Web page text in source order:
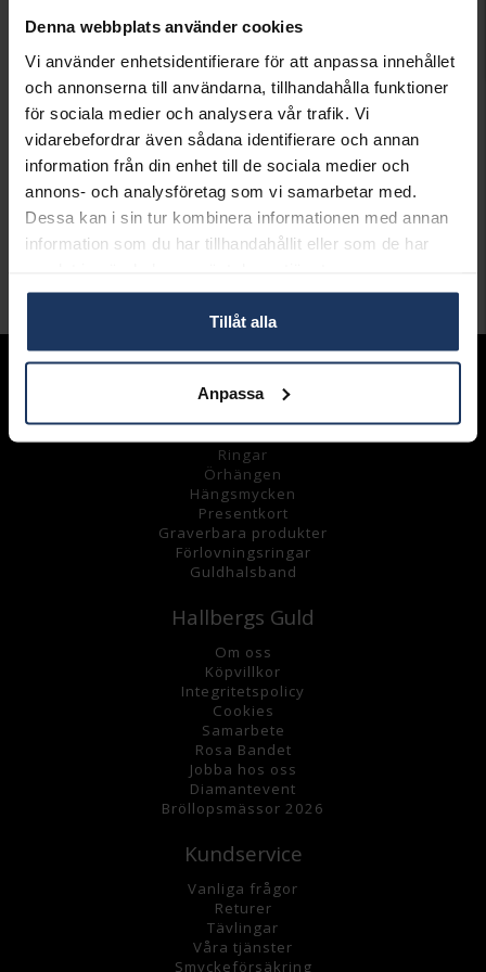
Denna webbplats använder cookies
Vi använder enhetsidentifierare för att anpassa innehållet
och annonserna till användarna, tillhandahålla funktioner
för sociala medier och analysera vår trafik. Vi
vidarebefordrar även sådana identifierare och annan
information från din enhet till de sociala medier och
annons- och analysföretag som vi samarbetar med.
Dessa kan i sin tur kombinera informationen med annan
information som du har tillhandahållit eller som de har
Tillåt alla
Anpassa
Lagervara.
Leveranstid 2-5 arbetsdagar.
Öppet köp i 30 dagar vid onlineköp.
INFO
LÄNGD CA (CM)
20
VARUMÄRKE
Thomas Sabo
MODELL
KA000200112L20
MATERIAL
Silver
DETALJER
Oxiderat äkta silver
Andra köpte även
Ringar
Örhängen
Hängsmycken
Presentkort
Graverbara produkter
Förlovningsringar
Guldhalsband
Hallbergs Guld
Om oss
Köpvillkor
Integritetspolicy
Cookies
Samarbete
Rosa Bandet
Jobba hos oss
Diamantevent
Bröllopsmässor 2026
Kundservice
Vanliga frågor
Returer
Tävlingar
Våra tjänster
Smyckeförsäkring